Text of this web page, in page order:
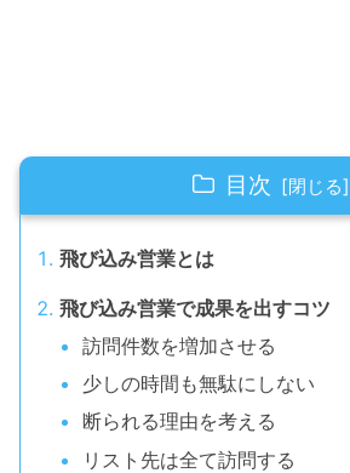
目次
飛び込み営業とは
飛び込み営業で成果を出すコツ
訪問件数を増加させる
少しの時間も無駄にしない
断られる理由を考える
リスト先は全て訪問する